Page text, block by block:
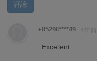
評論
+85298****49 4年前
Excellent